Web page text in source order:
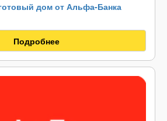
дом от Альфа-Банка
Подробнее